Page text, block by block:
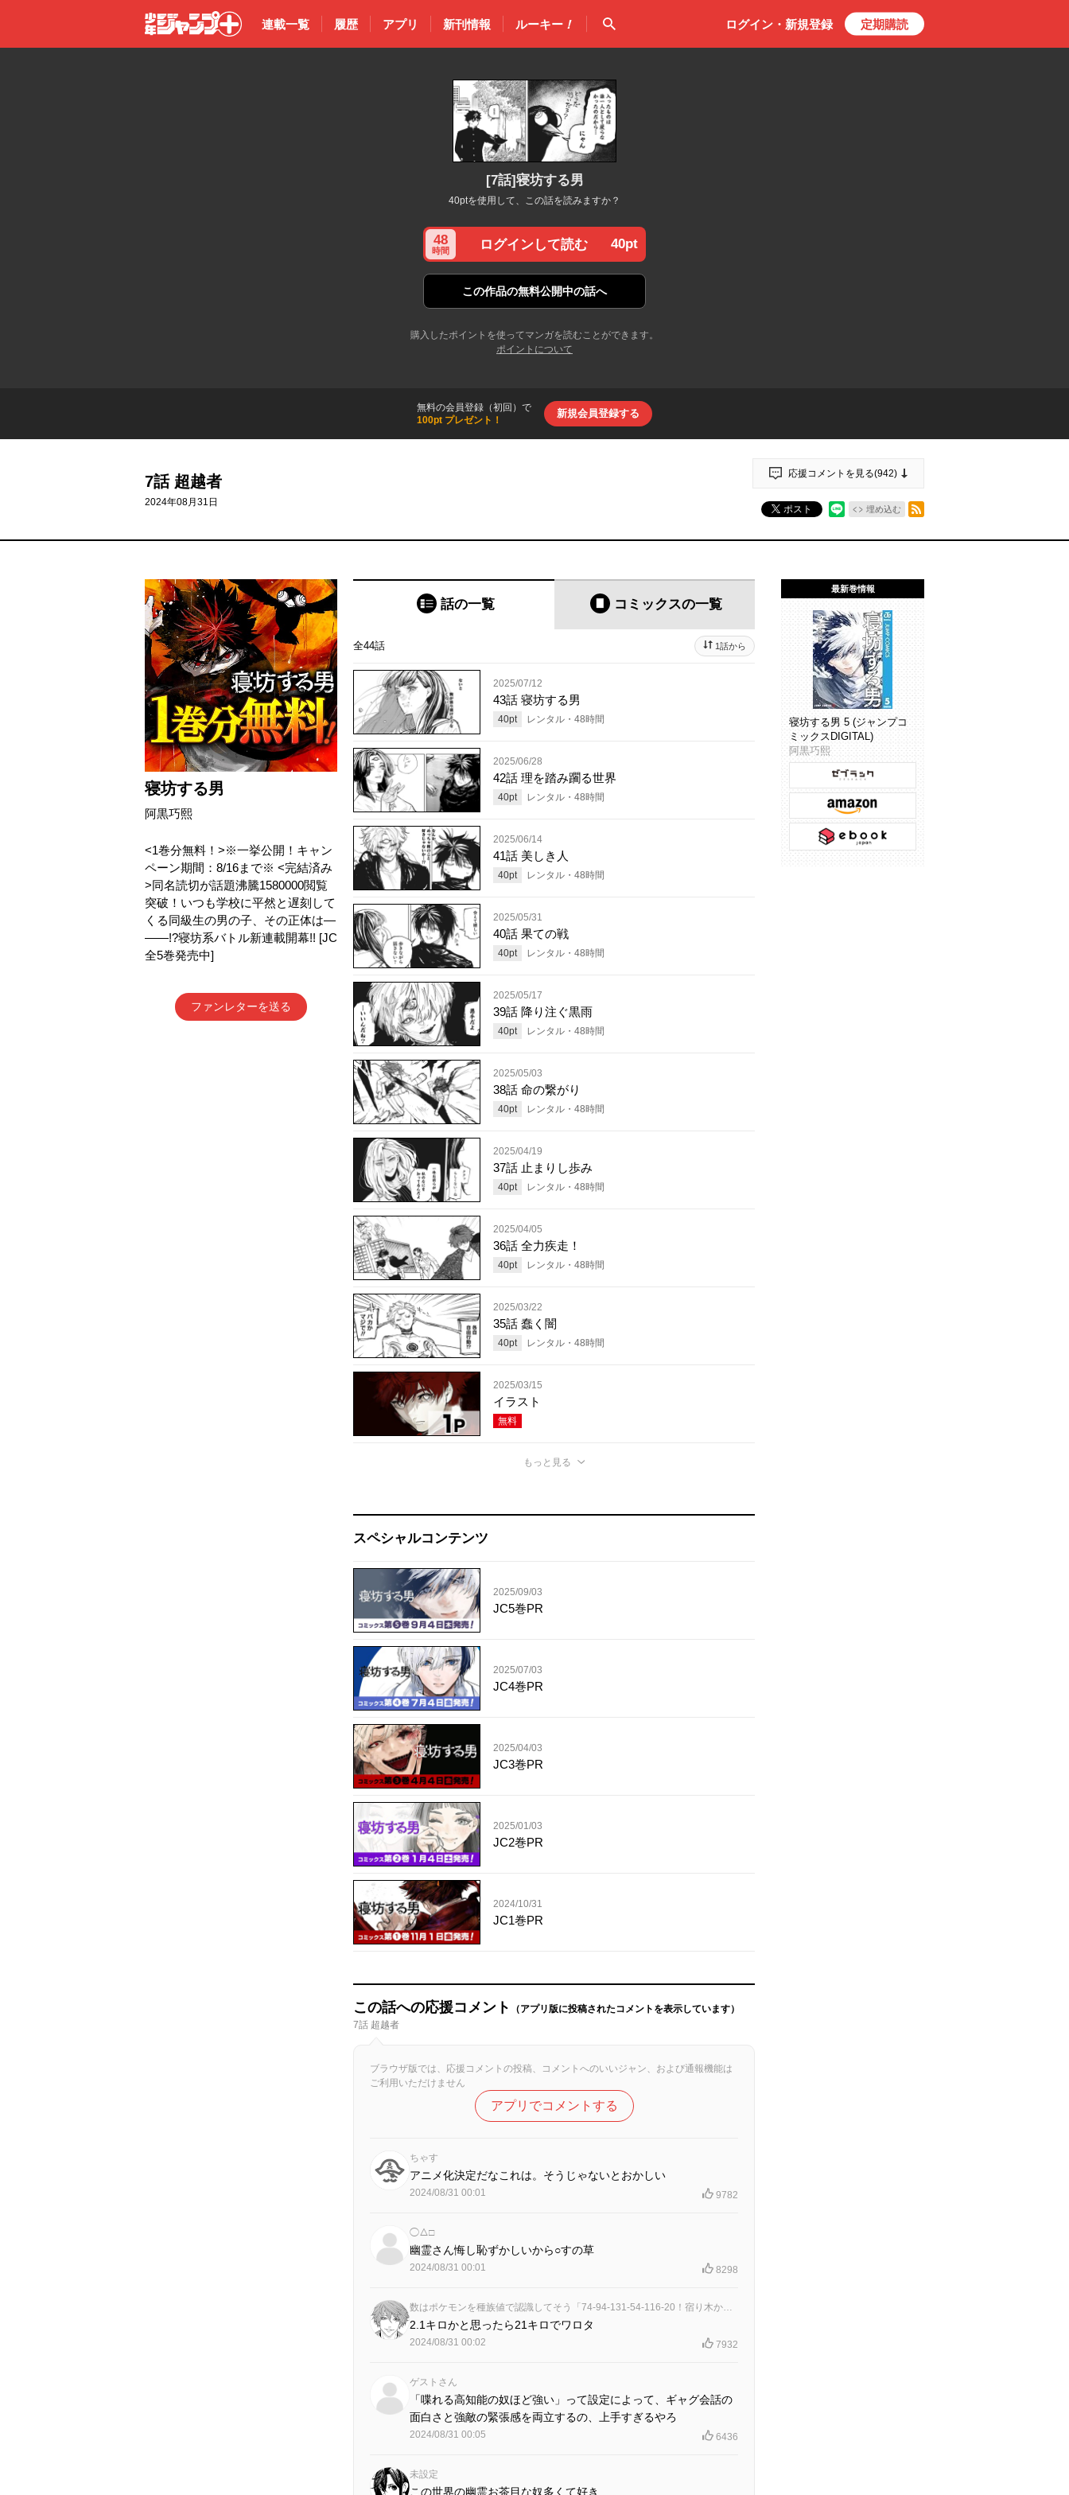
少年ジャン
連載一覧 履歴 アプリ 新刊情報 ルーキー！ 検索 ログイン・ 新規登録 定期購読
[7話]寝坊する男
40ptを使用して、この話を読みますか？
48
時間 ログインして読む 40pt
この作品の無料公開中の話へ
購入したポイントを使ってマンガを読むことができます。
ポイントについて
無料の会員登録（初回）で
100pt プレゼント！
新規会員登録する
7話 超越者
2024年08月31日
応援コメントを見る(942)
ポスト 埋め込む
寝坊する男
阿黒巧熙
<1巻分無料！>※一挙公開！キャン
ペーン期間：8/16まで※ <完結済み
>同名読切が話題沸騰1580000閲覧
突破！いつも学校に平然と遅刻して
くる同級生の男の子、その正体は―
――!?寝坊系バトル新連載開幕!! [JC
全5巻発売中]
ファンレターを送る
話の一覧 コミックスの一覧
全44話 1話から
2025/07/12
43話 寝坊する男
40pt レンタル・ 48時間
2025/06/28
42話 理を踏み躙る世界
40pt レンタル・ 48時間
2025/06/14
41話 美しき人
40pt レンタル・ 48時間
2025/05/31
40話 果ての戦
40pt レンタル・ 48時間
2025/05/17
39話 降り注ぐ黒雨
40pt レンタル・ 48時間
2025/05/03
38話 命の繋がり
40pt レンタル・ 48時間
2025/04/19
37話 止まりし歩み
40pt レンタル・ 48時間
2025/04/05
36話 全力疾走！
40pt レンタル・ 48時間
2025/03/22
35話 蠢く闇
40pt レンタル・ 48時間
2025/03/15
イラスト
無料
もっと見る
スペシャルコンテンツ
2025/09/03
JC5巻PR
2025/07/03
JC4巻PR
2025/04/03
JC3巻PR
2025/01/03
JC2巻PR
2024/10/31
JC1巻PR
この話への応援コメント
（アプリ版に投稿されたコメントを表示しています）
7話 超越者
ブラウザ版では、応援コメントの投稿、コメントへのいいジャン、および通報機能は
ご利用いただけません
アプリでコメントする
ちゃす
アニメ化決定だなこれは。そうじゃないとおかしい
2024/08/31 00:01 9782
◯△□
幽霊さん悔し恥ずかしいから○すの草
2024/08/31 00:01 8298
2.1キロかと思ったら21キロでワロタ
2024/08/31 00:02 7932
ゲストさん
「喋れる高知能の奴ほど強い」って設定によって、ギャグ会話の
面白さと強敵の緊張感を両立するの、上手すぎるやろ
2024/08/31 00:05 6436
未設定
この世界の幽霊お茶目な奴多くて好き
最新巻情報
寝坊する男 5 (ジャンプコ
ミックスDIGITAL)
阿黒巧熙